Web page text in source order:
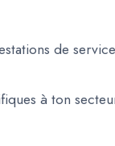
de
à ton